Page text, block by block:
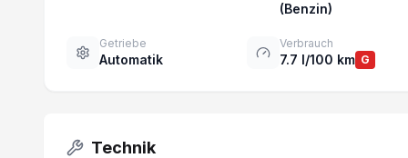
(Benzin)
Getriebe
Automatik
Verbrauch
7.7 l/100 km G
Technik